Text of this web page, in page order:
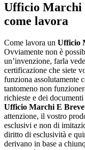
Ufficio Marchi
come lavora
Come lavora un Ufficio
Ovviamente non è
un’invenzione, farla
certificazione che siete
funziona assolutamente
tantomeno non
richieste e dei
Ufficio Marchi E
attenzione, il vostro
esclusivi e non di
diritto di esclusività e
derivano in base a